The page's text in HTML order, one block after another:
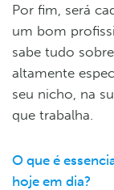
Por fim, será
um bom
sabe tudo
altamente
seu nicho, na
que trabalha.
O que é
hoje em dia?